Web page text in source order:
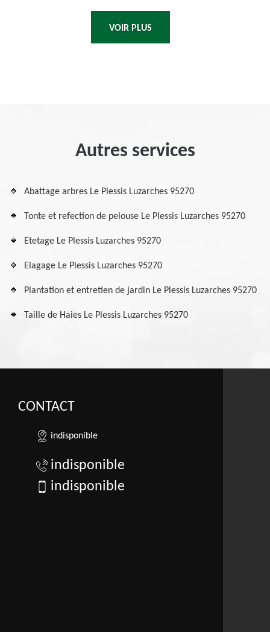
VOIR PLUS
Autres services
Abattage arbres Le Plessis Luzarches 95270
Tonte et refection de pelouse Le Plessis Luzarches 95270
Etetage Le Plessis Luzarches 95270
Elagage Le Plessis Luzarches 95270
Plantation et entretien de jardin Le Plessis Luzarches 95270
Taille de Haies Le Plessis Luzarches 95270
CONTACT
indisponible
indisponible
indisponible